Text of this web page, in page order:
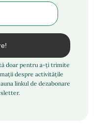
doar pentru a-ți trimite
despre activitățile
linkul de dezabonare